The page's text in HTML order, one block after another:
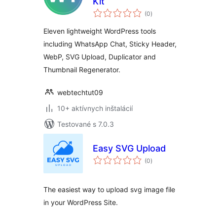
(0celkové
hodnotenie
)
Eleven lightweight WordPress tools
including WhatsApp Chat, Sticky Header,
WebP, SVG Upload, Duplicator and
Thumbnail Regenerator.
webtechtut09
10+ aktívnych inštalácií
Testované s 7.0.3
Easy SVG Upload
(0celkové
hodnotenie
)
The easiest way to upload svg image file
in your WordPress Site.